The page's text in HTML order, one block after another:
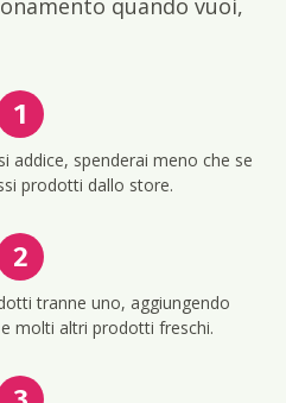
quando vuoi,
1
addice, spenderai meno che se
prodotti dallo store.
2
tranne uno, aggiungendo
molti altri prodotti freschi.